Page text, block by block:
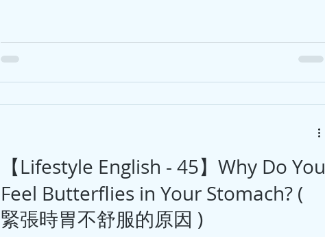
【Lifestyle English - 45】Why Do You
Feel Butterflies in Your Stomach? (
緊張時胃不舒服的原因 )